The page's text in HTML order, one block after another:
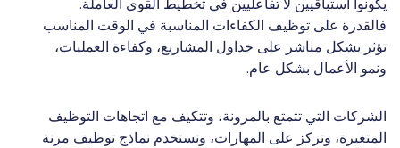
يكونوا استباقيين لا تفاعليين في تخطيط القوى العاملة.
فالقدرة على توظيف الكفاءات المناسبة في الوقت المناسب
تؤثر بشكل مباشر على جداول المشاريع، وكفاءة العمليات،
ونمو الأعمال بشكل عام.
الشركات التي تتمتع بالمرونة، وتتكيف مع اتجاهات التوظيف
المتغيرة، وتركز على المهارات، وتستخدم نماذج توظيف مرنة